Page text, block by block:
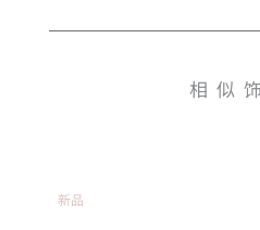
相似
新品